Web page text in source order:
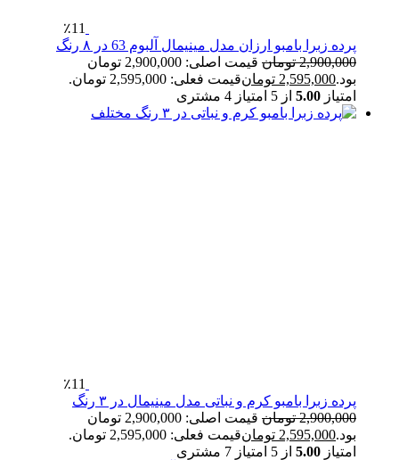
٪11
پرده زبرا بامبو ارزان مدل مینیمال آلبوم 63 در ۸ رنگ
2,900,000 تومان
قیمت اصلی: 2,900,000 تومان
بود.2,595,000 تومانقیمت فعلی: 2,595,000 تومان.
امتیاز 5.00 از 5 امتیاز 4 مشتری
٪11
پرده زبرا بامبو کرم و نباتی مدل مینیمال در ۳ رنگ
2,900,000 تومان
قیمت اصلی: 2,900,000 تومان
بود.2,595,000 تومانقیمت فعلی: 2,595,000 تومان.
امتیاز 5.00 از 5 امتیاز 7 مشتری